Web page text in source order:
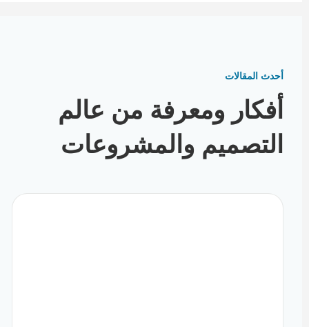
أحدث المقالات
أفكار ومعرفة من عالم
التصميم والمشروعات